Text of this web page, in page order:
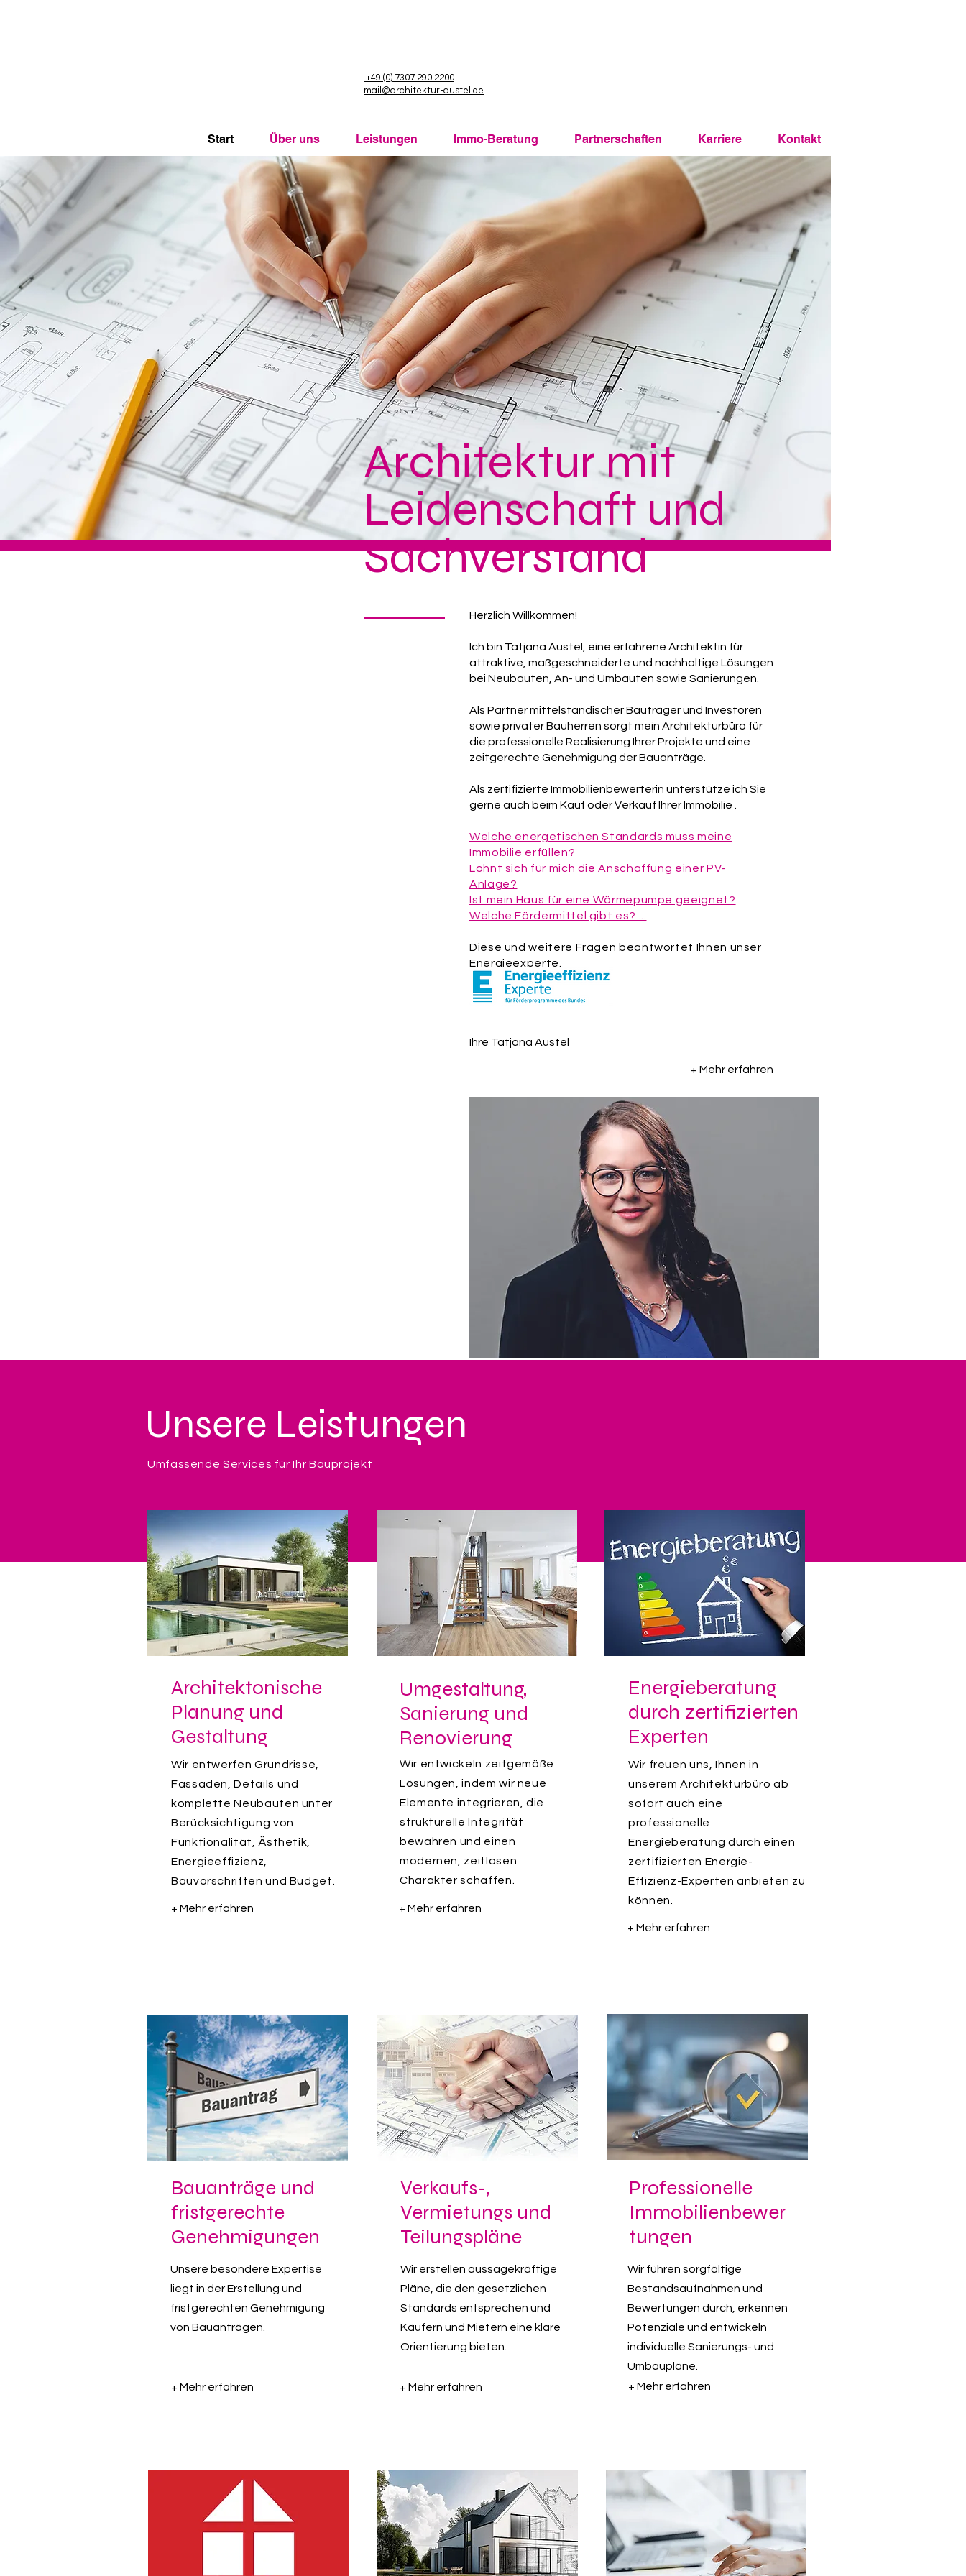
+49 (0) 7307 290 2200
mail@architektur-austel.de
Start Über uns Leistungen Immo-Beratung Partnerschaften Karriere Kontakt
Architektur mit
Leidenschaft und
Sachverstand
Herzlich Willkommen!
Ich bin Tatjana Austel, eine erfahrene Architektin für
attraktive, maßgeschneiderte und nachhaltige Lösungen
bei Neubauten, An- und Umbauten sowie Sanierungen.
Als Partner mittelständischer Bauträger und Investoren
sowie privater Bauherren sorgt mein Architekturbüro für
die professionelle Realisierung Ihrer Projekte und eine
zeitgerechte Genehmigung der Bauanträge.
Als zertifizierte Immobilienbewerterin unterstütze ich Sie
gerne auch beim Kauf oder Verkauf Ihrer Immobilie .
Welche energetischen Standards muss meine
Immobilie erfüllen?
Lohnt sich für mich die Anschaffung einer PV-
Anlage?
Ist mein Haus für eine Wärmepumpe geeignet?
Welche Fördermittel gibt es? ...
Diese und weitere Fragen beantwortet Ihnen unser
Energieexperte.
Ihre Tatjana Austel
+ Mehr erfahren
Unsere Leistungen
Umfassende Services für Ihr Bauprojekt
Architektonische
Planung und
Gestaltung
Wir entwerfen Grundrisse,
Fassaden, Details und
komplette Neubauten unter
Berücksichtigung von
Funktionalität, Ästhetik,
Energieeffizienz,
Bauvorschriften und Budget.
+ Mehr erfahren
Umgestaltung,
Sanierung und
Renovierung
Wir entwickeln zeitgemäße
Lösungen, indem wir neue
Elemente integrieren, die
strukturelle Integrität
bewahren und einen
modernen, zeitlosen
Charakter schaffen.
+ Mehr erfahren
Energieberatung
durch zertifizierten
Experten
Wir freuen uns, Ihnen in
unserem Architekturbüro ab
sofort auch eine
professionelle
Energieberatung durch einen
zertifizierten Energie-
Effizienz-Experten anbieten zu
können.
+ Mehr erfahren
Bauanträge und
fristgerechte
Genehmigungen
Unsere besondere Expertise
liegt in der Erstellung und
fristgerechten Genehmigung
von Bauanträgen.
+ Mehr erfahren
Verkaufs-,
Vermietungs und
Teilungspläne
Wir erstellen aussagekräftige
Pläne, die den gesetzlichen
Standards entsprechen und
Käufern und Mietern eine klare
Orientierung bieten.
+ Mehr erfahren
Professionelle
Immobilienbewer
tungen
Wir führen sorgfältige
Bestandsaufnahmen und
Bewertungen durch, erkennen
Potenziale und entwickeln
individuelle Sanierungs- und
Umbaupläne.
+ Mehr erfahren